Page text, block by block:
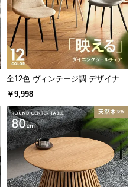
スに置けるサイズ感であ
る横幅です。
全12色 ヴィンテージ調 デザイナー
ズシェルチェア
￥9,998